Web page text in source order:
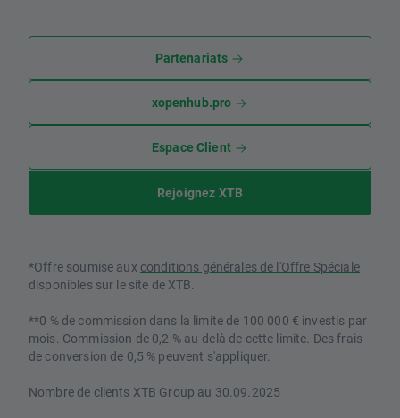
Partenariats
xopenhub.pro
Espace Client
Rejoignez XTB
*Offre soumise aux conditions générales de l'Offre Spéciale
disponibles sur le site de XTB.
**0 % de commission dans la limite de 100 000 € investis par
mois. Commission de 0,2 % au-delà de cette limite. Des frais
de conversion de 0,5 % peuvent s'appliquer.
Nombre de clients XTB Group au 30.09.2025